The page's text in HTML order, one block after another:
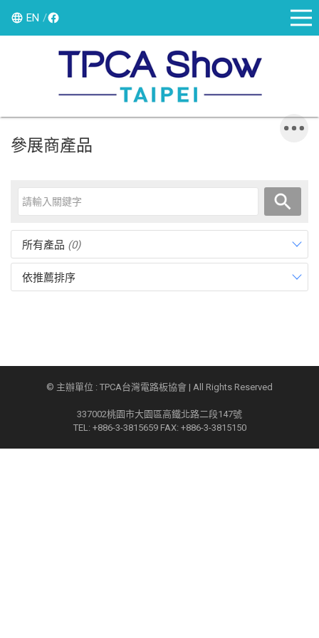
EN
參展商產品
所有產品 (0)
依推薦排序
© 主辦單位 : TPCA台灣電路板協會 | All Rights Reserved
337002桃園市大園區高鐵北路二段147號
TEL: +886-3-3815659 FAX: +886-3-3815150